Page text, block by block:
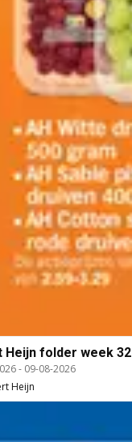
Heijn folder week 32
- 09-08-2026
Heijn